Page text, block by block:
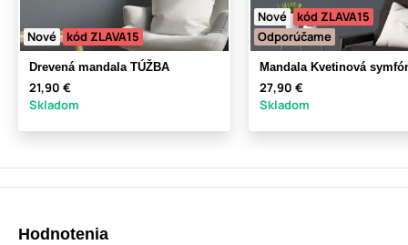
Nové kód ZLAVA15
Drevená mandala TÚŽBA
21,90 €
Skladom
Nové
kód ZLAVA15
Odporúčame
Mandala Kvetinová
27,90 €
Skladom
Hodnotenia